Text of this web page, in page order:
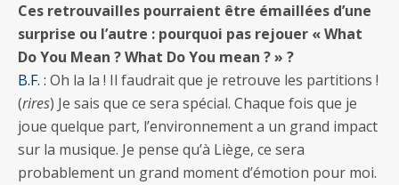
Ces retrouvailles pourraient être émaillées d’une
surprise ou l’autre : pourquoi pas rejouer « What
Do You Mean ? What Do You mean ? » ?
B.F. : Oh la la ! Il faudrait que je retrouve les partitions !
(rires) Je sais que ce sera spécial. Chaque fois que je
joue quelque part, l’environnement a un grand impact
sur la musique. Je pense qu’à Liège, ce sera
probablement un grand moment d’émotion pour moi.